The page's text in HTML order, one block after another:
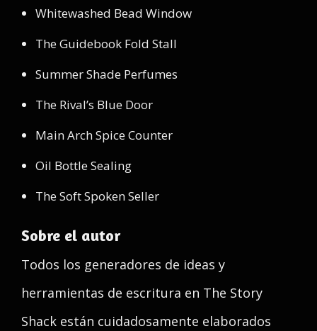
Whitewashed Bead Window
The Guidebook Fold Stall
Summer Shade Perfumes
The Rival’s Blue Door
Main Arch Spice Counter
Oil Bottle Sealing
The Soft Spoken Seller
Sobre el autor
Todos los generadores de ideas y
herramientas de escritura en The Story
Shack están cuidadosamente elaborados